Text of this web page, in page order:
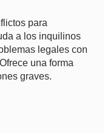
para
a los inquilinos
legales con
una forma
graves.